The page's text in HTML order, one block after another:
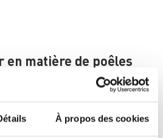
À propos des cookies
en matière de poêles
Aucune question ne